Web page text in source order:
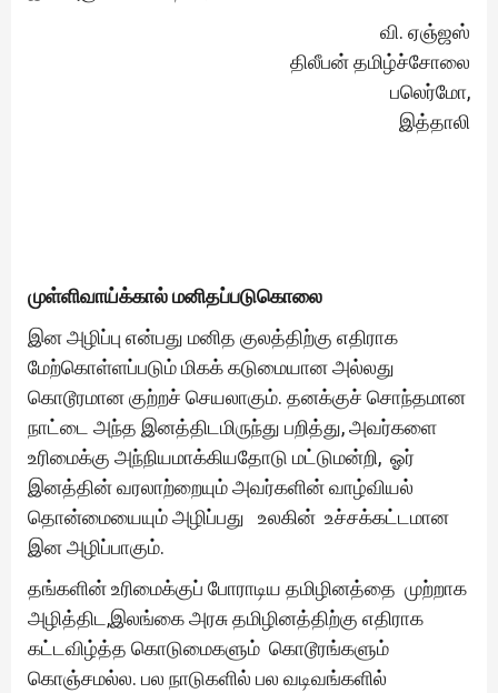
வி. ஏஞ்ஜஸ்
திலீபன் தமிழ்ச்சோலை
பலெர்மோ,
இத்தாலி
முள்ளிவாய்க்கால் மனிதப்படுகொலை
இன அழிப்பு என்பது மனித குலத்திற்கு எதிராக
மேற்கொள்ளப்படும் மிகக் கடுமையான அல்லது
கொடூரமான குற்றச் செயலாகும். தனக்குச் சொந்தமான
நாட்டை அந்த இனத்திடமிருந்து பறித்து, அவர்களை
உரிமைக்கு அந்நியமாக்கியதோடு மட்டுமன்றி, ஓர்
இனத்தின் வரலாற்றையும் அவர்களின் வாழ்வியல்
தொன்மையையும் அழிப்பது உலகின் உச்சக்கட்டமான
இன அழிப்பாகும்.
தங்களின் உரிமைக்குப் போராடிய தமிழினத்தை முற்றாக
அழித்திட,இலங்கை அரசு தமிழினத்திற்கு எதிராக
கட்டவிழ்த்த கொடுமைகளும் கொடூரங்களும்
கொஞ்சமல்ல. பல நாடுகளில் பல வடிவங்களில்